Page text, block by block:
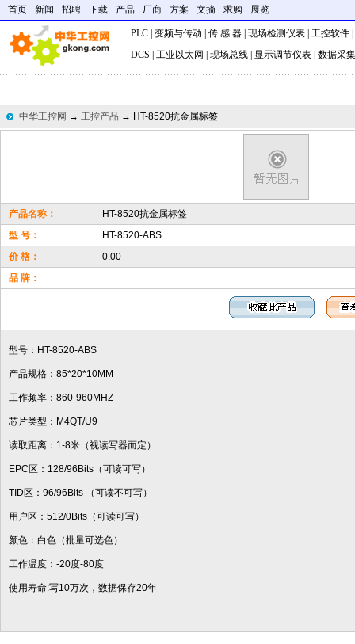
首页 - 新闻 - 招聘 - 下载 - 产品 - 厂商 - 方案 - 文摘 - 求购 - 展览
PLC 变频与传动 传 感 器 现场检测仪表 工控软件
DCS
工业以太网 现场总线 显示调节仪表 数据采集
中华工控网 → 工控产品 → HT-8520抗金属标签
产品名称：
HT-8520抗金属标签
型 号：
HT-8520-ABS
价 格：
0.00
品 牌：
型号：HT-8520-ABS
产品规格：85*20*10MM
工作频率：860-960MHZ
芯片类型：M4QT/U9
读取距离：1-8米（视读写器而定）
EPC区：128/96Bits（可读可写）
TID区：96/96Bits （可读不可写）
用户区：512/0Bits（可读可写）
颜色：白色（批量可选色）
工作温度：-20度-80度
使用寿命:写10万次，数据保存20年